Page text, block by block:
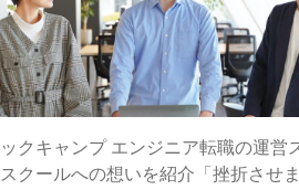
クキャンプ エンジニア転職の運営
クールへの想いを紹介「挫折させ